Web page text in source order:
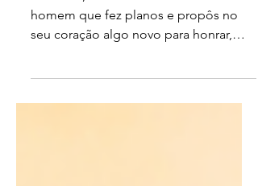
Na Bíblia, encontramos o relato de um
homem que fez planos e propôs no
não a si mesmo, mas a Deus.